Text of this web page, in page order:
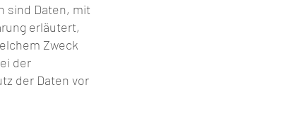
sind Daten, mit
erläutert,
Zweck
der
der Daten vor